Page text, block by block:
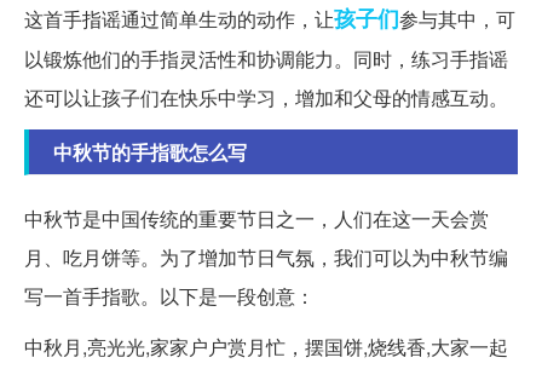
这首手指谣通过简单生动的动作，让孩子们参与其中，可
以锻炼他们的手指灵活性和协调能力。同时，练习手指谣
还可以让孩子们在快乐中学习，增加和父母的情感互动。
中秋节的手指歌怎么写
中秋节是中国传统的重要节日之一，人们在这一天会赏
月、吃月饼等。为了增加节日气氛，我们可以为中秋节编
写一首手指歌。以下是一段创意：
中秋月,亮光光,家家户户赏月忙，摆国饼,烧线香,大家一起